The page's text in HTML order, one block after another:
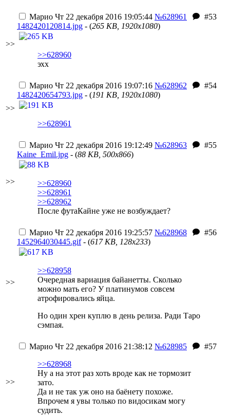
>>
Марио Чт 22 декабря 2016 19:05:44 №628961
#53
1482420120814.jpg - (265 KB, 1920x1080)
>>628960
эхх
>>
Марио Чт 22 декабря 2016 19:07:16 №628962
#54
1482420654793.jpg - (191 KB, 1920x1080)
>>628961
>>
Марио Чт 22 декабря 2016 19:12:49 №628963
#55
Kaine_Emil.jpg - (88 KB, 500x866)
>>628960
>>628961
>>628962
После футаКайне уже не возбуждает?
>>
Марио Чт 22 декабря 2016 19:25:57 №628968
#56
1452964030445.gif- (617 KB, 128x233)
>>628958
Очередная вариация байанетты. Сколько
можно мать его? У платинумов совсем
атрофировались яйца.
Но один хрен куплю в день релиза. Ради Таро
сэмпая.
>>
Марио Чт 22 декабря 2016 21:38:12 №628985
#57
>>628968
Ну а на этот раз хоть вроде как не тормозит
зато.
Да и не так уж оно на баёнету похоже.
Впрочем я увы только по видосикам могу
судить.